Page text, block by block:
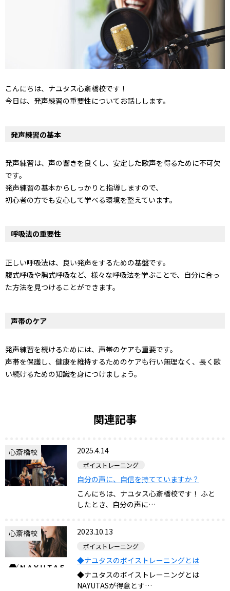
こんにちは、ナユタス心斎橋校です！
今日は、発声練習の重要性についてお話しします。
発声練習の基本
発声練習は、声の響きを良くし、安定した歌声を得るために不可欠
です。
発声練習の基本からしっかりと指導しますので、
初心者の方でも安心して学べる環境を整えています。
呼吸法の重要性
正しい呼吸法は、良い発声をするための基盤です。
腹式呼吸や胸式呼吸など、様々な呼吸法を学ぶことで、自分に合っ
た方法を見つけることができます。
声帯のケア
発声練習を続けるためには、声帯のケアも重要です。
声帯を保護し、健康を維持するためのケアも行い無理なく、長く歌
い続けるための知識を身につけましょう。
関連記事
心斎橋校 2025.4.14
ボイストレーニング
自分の声に、自信を持てていますか？
こんにちは、ナユタス心斎橋校です！ ふと
したとき、自分の声に…
心斎橋校 2023.10.13
ボイストレーニング
◆ナユタスのボイストレーニングとは
◆ナユタスのボイストレーニングとは
NAYUTASが得意とす…